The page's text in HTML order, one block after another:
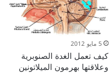
5 مايو 2012
كيف تعمل الغدة الصنوبرية
وعلاقتها بهرمون الميلاتونين